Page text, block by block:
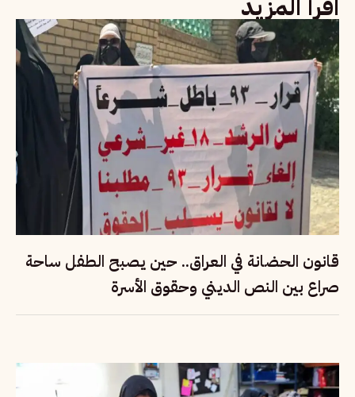
قانون الحضانة في العراق.. حين يصبح الطفل ساحة
صراع بين النص الديني وحقوق الأسرة